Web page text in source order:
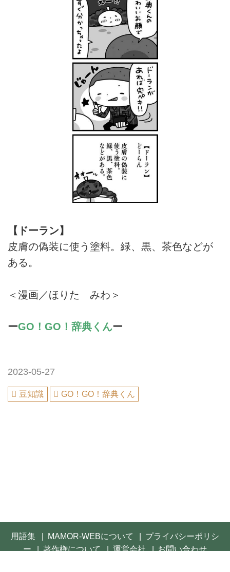
【ドーラン】
皮膚の偽装に使う塗料。緑、黒、茶色などが
ある。
＜漫画／ほりた みわ＞
ーGO！GO！辞典くんー
2023-05-27
豆知識 GO！GO！辞典くん
用語集 MAMOR-WEBについて
プライバシーポリシ
ー
著作権について 運営会社
お問い合わせ